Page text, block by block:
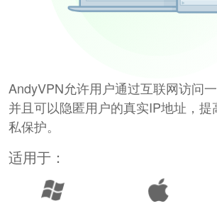
AndyVPN允许用户通过互联网访问
并且可以隐匿用户的真实IP地址，提
私保护。
适用于：